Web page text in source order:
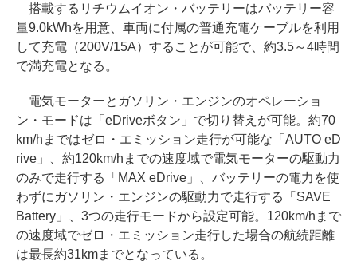
搭載するリチウムイオン・バッテリーはバッテリー容
量9.0kWhを用意、車両に付属の普通充電ケーブルを利用
して充電（200V/15A）することが可能で、約3.5～4時間
で満充電となる。
電気モーターとガソリン・エンジンのオペレーショ
ン・モードは「eDriveボタン」で切り替えが可能。約70
km/hまではゼロ・エミッション走行が可能な「AUTO eD
rive」、約120km/hまでの速度域で電気モーターの駆動力
のみで走行する「MAX eDrive」、バッテリーの電力を使
わずにガソリン・エンジンの駆動力で走行する「SAVE
Battery」、3つの走行モードから設定可能。120km/hまで
の速度域でゼロ・エミッション走行した場合の航続距離
は最長約31kmまでとなっている。